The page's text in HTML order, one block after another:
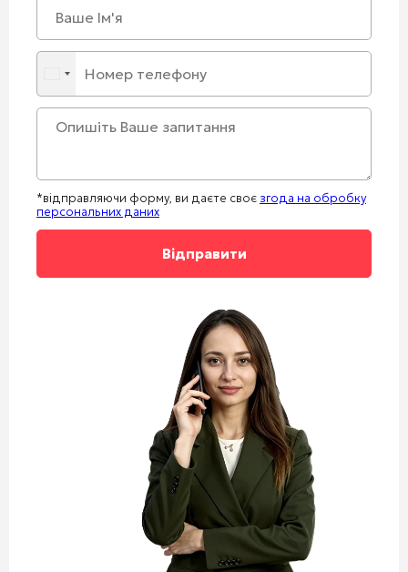
*відправляючи форму, ви даєте своє згода на обробку
персональних даних